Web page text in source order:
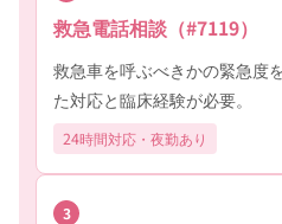
救急電話相談（#7119）
救急車を呼ぶべきかの緊急度
た対応と臨床経験が必要。
24時間対応・夜勤あり
3